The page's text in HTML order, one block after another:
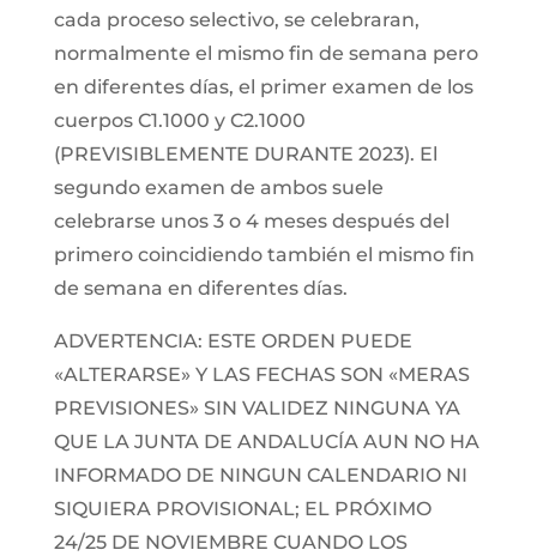
cada proceso selectivo, se celebraran,
normalmente el mismo fin de semana pero
en diferentes días, el primer examen de los
cuerpos C1.1000 y C2.1000
(PREVISIBLEMENTE DURANTE 2023). El
segundo examen de ambos suele
celebrarse unos 3 o 4 meses después del
primero coincidiendo también el mismo fin
de semana en diferentes días.
ADVERTENCIA: ESTE ORDEN PUEDE
«ALTERARSE» Y LAS FECHAS SON «MERAS
PREVISIONES» SIN VALIDEZ NINGUNA YA
QUE LA JUNTA DE ANDALUCÍA AUN NO HA
INFORMADO DE NINGUN CALENDARIO NI
SIQUIERA PROVISIONAL; EL PRÓXIMO
24/25 DE NOVIEMBRE CUANDO LOS